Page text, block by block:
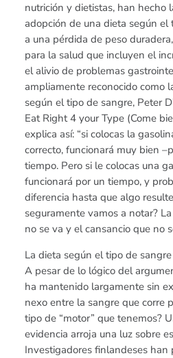
nutrición y dietistas, han hecho
adopción de una dieta según
a una pérdida de peso
para la salud que incluyen el
el alivio de problemas
ampliamente reconocido como
según el tipo de sangre, Peter
Eat Right 4 your Type (Come
explica así: “si colocas la
correcto, funcionará muy bien
tiempo. Pero si le colocas una
funcionará por un tiempo, y
diferencia hasta que algo
seguramente vamos a notar?
no se va y el cansancio que no
La dieta según el tipo de
A pesar de lo lógico del
ha mantenido largamente sin
nexo entre la sangre que corre
tipo de “motor” que tenemos?
evidencia arroja una luz sobre
Investigadores finlandeses han